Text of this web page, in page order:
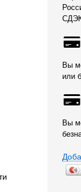
Вы
или
Вы